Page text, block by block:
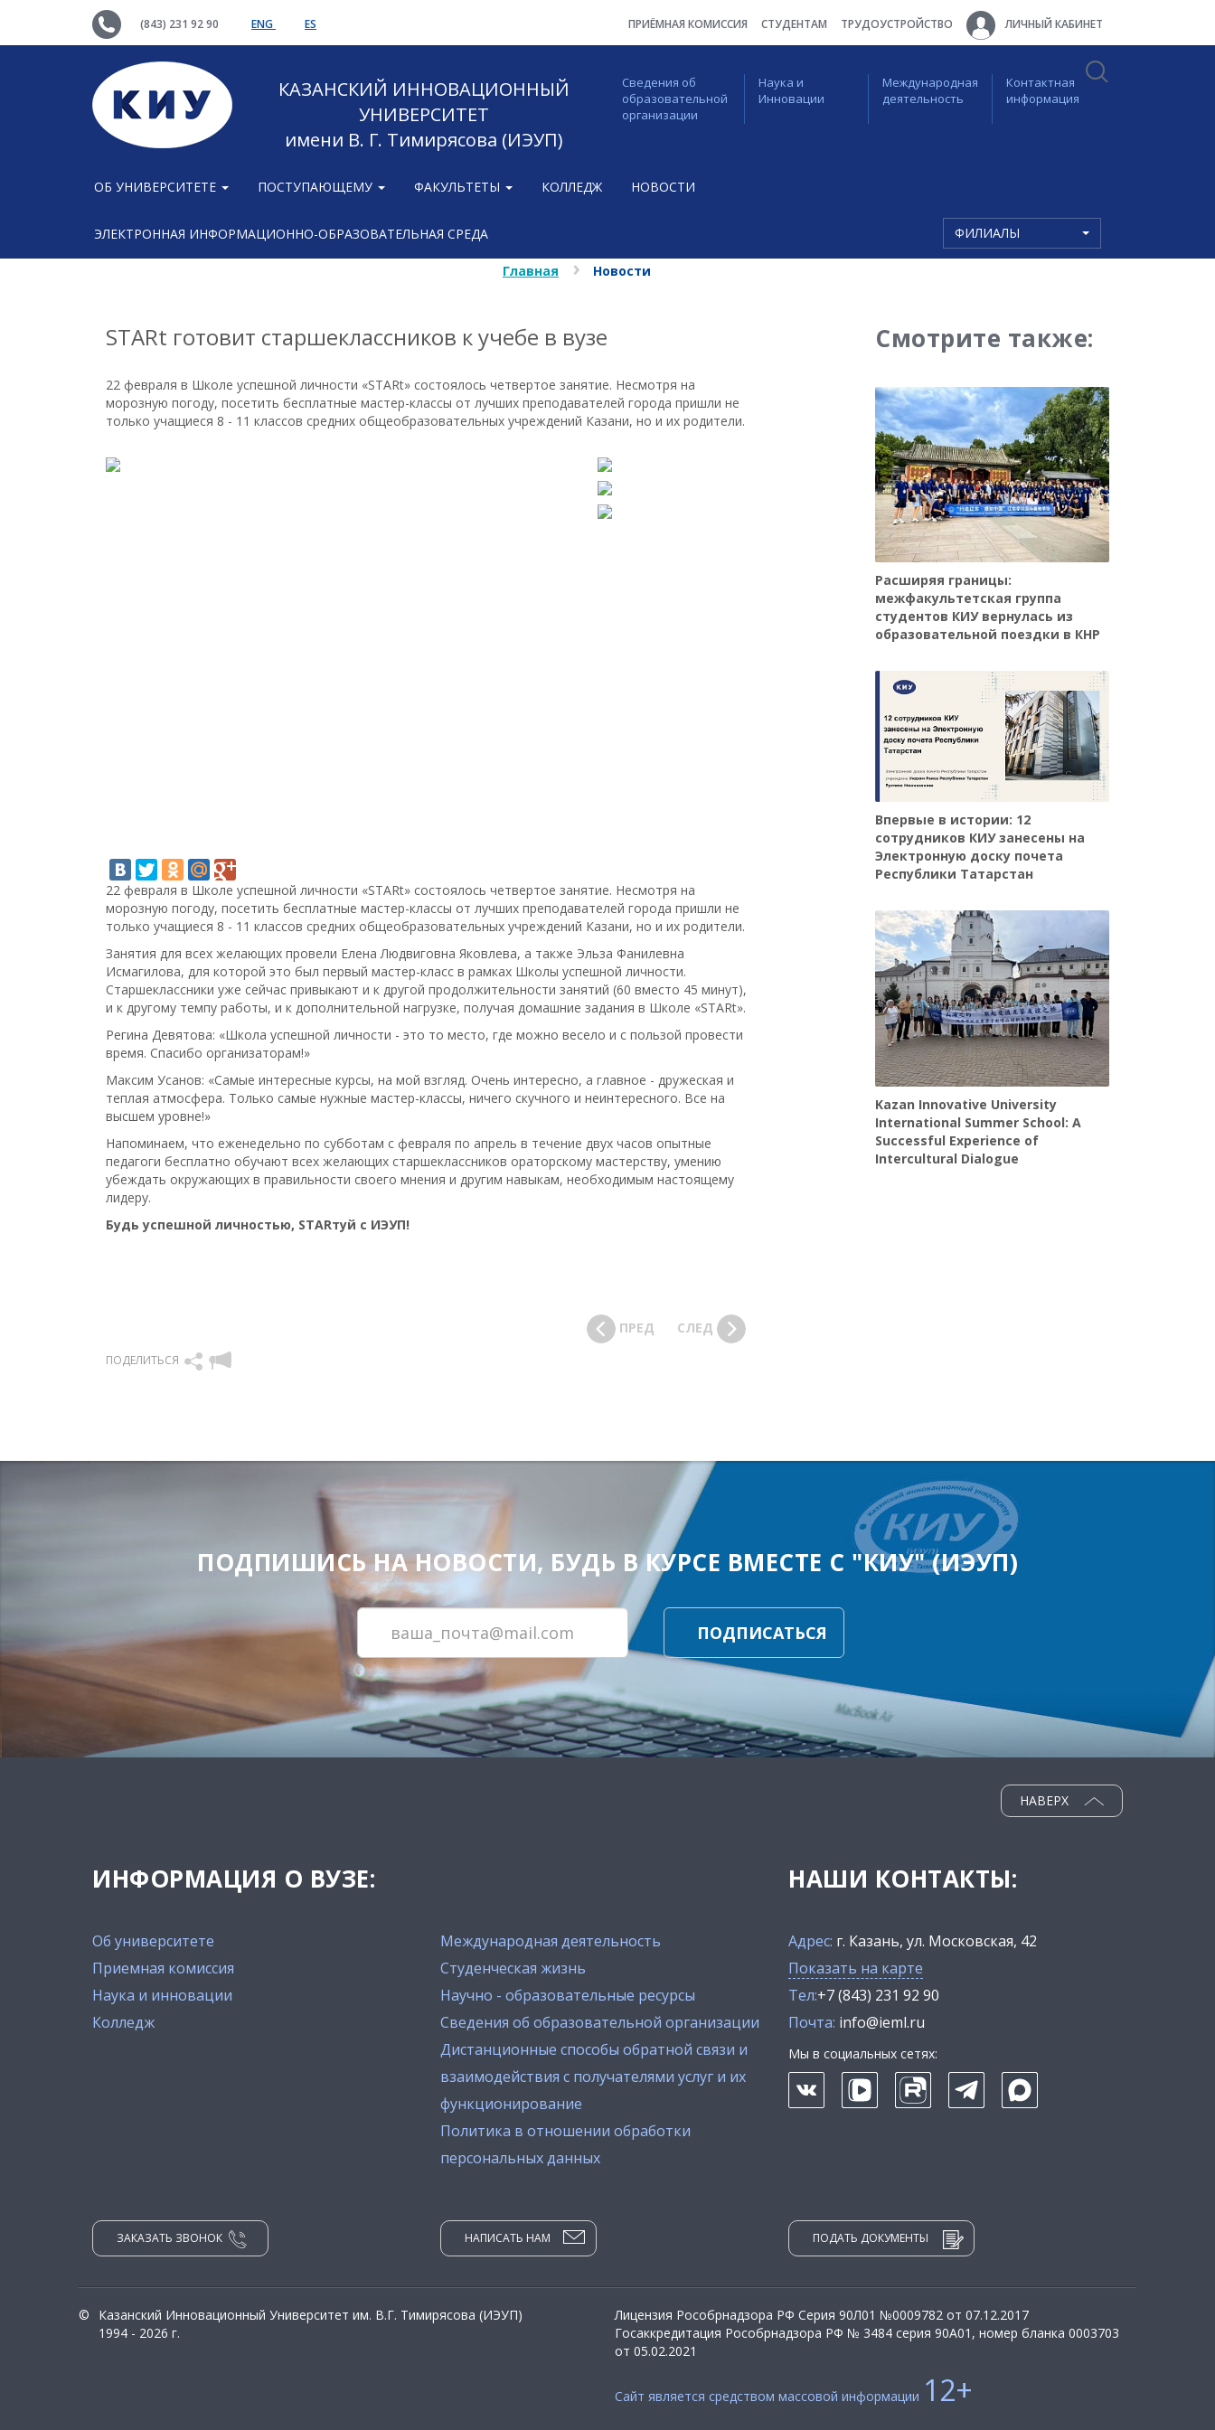
(843) 231 92 90 ENG ES ПРИЁМНАЯ КОМИССИЯ СТУДЕНТАМ ТРУДОУСТРОЙСТВО ЛИЧНЫЙ КАБИНЕТ
КАЗАНСКИЙ ИННОВАЦИОННЫЙ
УНИВЕРСИТЕТ
имени В. Г. Тимирясова (ИЭУП)
Сведения об
образовательной
организации
Наука и
Инновации
Международная
деятельность
Контактная
информация
ОБ УНИВЕРСИТЕТЕ ПОСТУПАЮЩЕМУ ФАКУЛЬТЕТЫ КОЛЛЕДЖ НОВОСТИ
ЭЛЕКТРОННАЯ ИНФОРМАЦИОННО-ОБРАЗОВАТЕЛЬНАЯ СРЕДА ФИЛИАЛЫ
Главная Новости
STARt готовит старшеклассников к учебе в вузе
22 февраля в Школе успешной личности «STARt» состоялось четвертое занятие. Несмотря на
морозную погоду, посетить бесплатные мастер-классы от лучших преподавателей города пришли не
только учащиеся 8 - 11 классов средних общеобразовательных учреждений Казани, но и их родители.
22 февраля в Школе успешной личности «STARt» состоялось четвертое занятие. Несмотря на
морозную погоду, посетить бесплатные мастер-классы от лучших преподавателей города пришли не
только учащиеся 8 - 11 классов средних общеобразовательных учреждений Казани, но и их родители.
Занятия для всех желающих провели Елена Людвиговна Яковлева, а также Эльза Фанилевна
Исмагилова, для которой это был первый мастер-класс в рамках Школы успешной личности.
Старшеклассники уже сейчас привыкают и к другой продолжительности занятий (60 вместо 45 минут),
и к другому темпу работы, и к дополнительной нагрузке, получая домашние задания в Школе «STARt».
Регина Девятова: «Школа успешной личности - это то место, где можно весело и с пользой провести
время. Спасибо организаторам!»
Максим Усанов: «Самые интересные курсы, на мой взгляд. Очень интересно, а главное - дружеская и
теплая атмосфера. Только самые нужные мастер-классы, ничего скучного и неинтересного. Все на
высшем уровне!»
Напоминаем, что еженедельно по субботам с февраля по апрель в течение двух часов опытные
педагоги бесплатно обучают всех желающих старшеклассников ораторскому мастерству, умению
убеждать окружающих в правильности своего мнения и другим навыкам, необходимым настоящему
лидеру.
Будь успешной личностью, STARтуй с ИЭУП!
ПОДЕЛИТЬСЯ
ПРЕД СЛЕД
Смотрите также:
Расширяя границы:
межфакультетская группа
студентов КИУ вернулась из
образовательной поездки в КНР
Впервые в истории: 12
сотрудников КИУ занесены на
Электронную доску почета
Республики Татарстан
Kazan Innovative University
International Summer School: A
Successful Experience of
Intercultural Dialogue
ПОДПИШИСЬ НА НОВОСТИ, БУДЬ В КУРСЕ ВМЕСТЕ С "КИУ" (ИЭУП)
ПОДПИСАТЬСЯ
ИНФОРМАЦИЯ О ВУЗЕ:
Об университете
Приемная комиссия
Наука и инновации
Колледж
Международная деятельность
Студенческая жизнь
Научно - образовательные ресурсы
Сведения об образовательной организации
Дистанционные способы обратной связи и
взаимодействия с получателями услуг и их
функционирование
Политика в отношении обработки
персональных данных
НАВЕРХ
НАШИ КОНТАКТЫ:
Адрес: г. Казань, ул. Московская, 42
Показать на карте
Тел:+7 (843) 231 92 90
Почта: info@ieml.ru
Мы в социальных сетях:
ЗАКАЗАТЬ ЗВОНОК НАПИСАТЬ НАМ ПОДАТЬ ДОКУМЕНТЫ
©
Казанский Инновационный Университет им. В.Г. Тимирясова (ИЭУП)
1994 - 2026 г.
Лицензия Рособрнадзора РФ Серия 90Л01 №0009782 от 07.12.2017
Госаккредитация Рособрнадзора РФ № 3484 серия 90А01, номер бланка 0003703
от 05.02.2021
Сайт является средством массовой информации 12+